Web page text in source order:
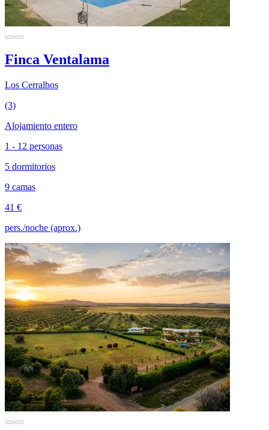
Finca Ventalama
Los Cerralbos
(3)
Alojamiento entero
1 - 12 personas
5 dormitorios
9 camas
41 €
pers./noche (aprox.)